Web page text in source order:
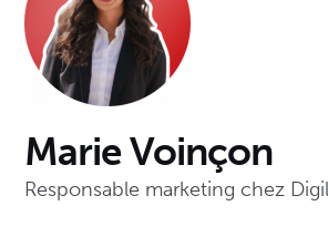
Marie Voinçon
Responsable marketing chez